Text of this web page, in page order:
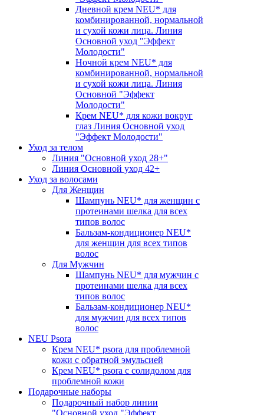
Дневной крем NEU* для
комбинированной, нормальной
и сухой кожи лица. Линия
Основной уход "Эффект
Молодости"
Ночной крем NEU* для
комбинированной, нормальной
и сухой кожи лица. Линия
Основной "Эффект
Молодости"
Крем NEU* для кожи вокруг
глаз Линия Основной уход
"Эффект Молодости"
Уход за телом
Линия "Основной уход 28+"
Линия Основной уход 42+
Уход за волосами
Для Женщин
Шампунь NEU* для женщин с
протеинами шелка для всех
типов волос
Бальзам-кондиционер NEU*
для женщин для всех типов
волос
Для Мужчин
Шампунь NEU* для мужчин с
протеинами шелка для всех
типов волос
Бальзам-кондиционер NEU*
для мужчин для всех типов
волос
NEU Psora
Крем NEU* psora для проблемной
кожи с обратной эмульсией
Крем NEU* psora c солидолом для
проблемной кожи
Подарочные наборы
Подарочный набор линии
"Основной уход "Эффект